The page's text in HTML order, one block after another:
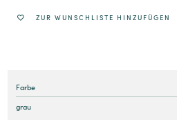
ZUR WUNSCHLISTE HINZUFÜGEN
Farbe
grau